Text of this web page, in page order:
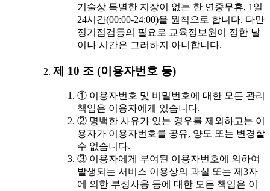
기술상 특별한 지장이 없는 한 연중무휴, 1일
24시간(00:00-24:00)을 원칙으로 합니다. 다만
정기점검등의 필요로 교육정보원이 정한 날
이나 시간은 그러하지 아니합니다.
제 10 조 (이용자번호 등)
① 이용자번호 및 비밀번호에 대한 모든 관리
책임은 이용자에게 있습니다.
② 명백한 사유가 있는 경우를 제외하고는 이
용자가 이용자번호를 공유, 양도 또는 변경할
수 없습니다.
③ 이용자에게 부여된 이용자번호에 의하여
발생되는 서비스 이용상의 과실 또는 제3자
에 의한 부정사용 등에 대한 모든 책임은 이